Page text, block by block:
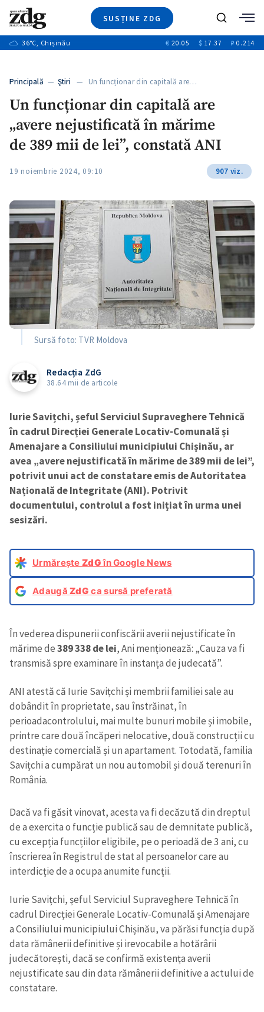
SUSȚINE ZDG
Ştiri
+11
Special
+1
Blog
ZdGust
Caută
36°C, Chișinău € 20.05 $ 17.37 ₽ 0.214
Principală — Ştiri — Un funcționar din capitală are…
Un funcționar din capitală are
„avere nejustificată în mărime
de 389 mii de lei”, constată ANI
19 noiembrie 2024, 09:10 907 viz.
Sursă foto: TVR Moldova
Redacția ZdG
38.64 mii de articole
Iurie Savițchi, șeful Serviciul Supraveghere Tehnică
în cadrul Direcției Generale Locativ-Comunală și
Amenajare a Consiliului municipiului Chișinău, ar
avea „avere nejustificată în mărime de 389 mii de lei”,
potrivit unui act de constatare emis de Autoritatea
Națională de Integritate (ANI). Potrivit
documentului, controlul a fost inițiat în urma unei
sesizări.
Urmărește ZdGîn Google News
AdaugăZdG ca sursă preferată
În vederea dispunerii confiscării averii nejustificate în
mărime de389 338 de lei, Ani menționează: „Cauza va fi
transmisă spre examinare în instanța de judecată”.
ANI atestă că Iurie Savițchi și membrii familiei sale au
dobândit în proprietate, sau înstrăinat, în
perioadacontrolului, mai multe bunuri mobile și imobile,
printre care două încăperi nelocative, două construcții cu
destinație comercială și un apartament. Totodată, familia
Savițchi a cumpărat un nou automobil și două terenuri în
România.
Dacă va fi găsit vinovat, acesta va fi decăzută din dreptul
de a exercita o funcție publică sau de demnitate publică,
cu excepția funcțiilor eligibile, pe o perioadă de 3 ani, cu
înscrierea în Registrul de stat al persoanelor care au
interdicție de a ocupa anumite funcții.
Iurie Savițchi, șeful Serviciul Supraveghere Tehnică în
cadrul Direcției Generale Locativ-Comunală și Amenajare
a Consiliului municipiului Chișinău, va părăsi funcția după
data rămânerii definitive și irevocabile a hotărârii
judecătorești, dacă se confirmă existența averii
nejustificate sau din data rămânerii definitive a actului de
constatare.